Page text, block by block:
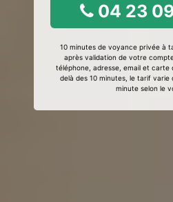
04 23
10 minutes de voyance privée à
après validation de votre
téléphone, adresse, email et carte
delà des 10 minutes, le tarif varie
minute selon le